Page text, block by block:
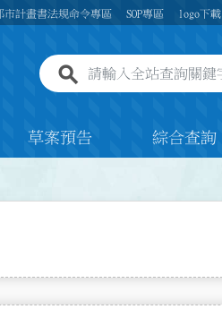
市計畫書法規命令專區 SOP專區 logo下載
全站查詢關鍵字欄位
草案預告 綜合查詢